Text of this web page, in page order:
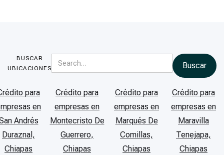
BUSCAR
UBICACIONES
para
en
Andrés
Duraznal,
Chiapas
Crédito para
empresas en
Montecristo De
Guerrero,
Chiapas
Crédito para
empresas en
Marqués De
Comillas,
Chiapas
Crédito para
empresas en
Maravilla
Tenejapa,
Chiapas